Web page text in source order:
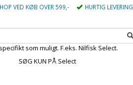
VED KØB OVER 599,- HURTIG LEVERING
som muligt. F.eks. Nilfisk Select.
SØG KUN PÅ Select